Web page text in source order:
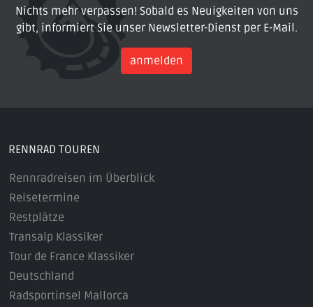
Nichts mehr verpassen! Sobald es Neuigkeiten von uns
gibt, informiert Sie unser Newsletter-Dienst per E-Mail.
anmelden
RENNRAD TOUREN
Rennradreisen im Überblick
Reisetermine
Restplätze
Transalp Klassiker
Tour de France Klassiker
Deutschland
Radsportinsel Mallorca